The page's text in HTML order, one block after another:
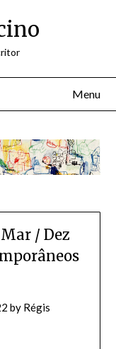
Menu
/ Dez
by Régis